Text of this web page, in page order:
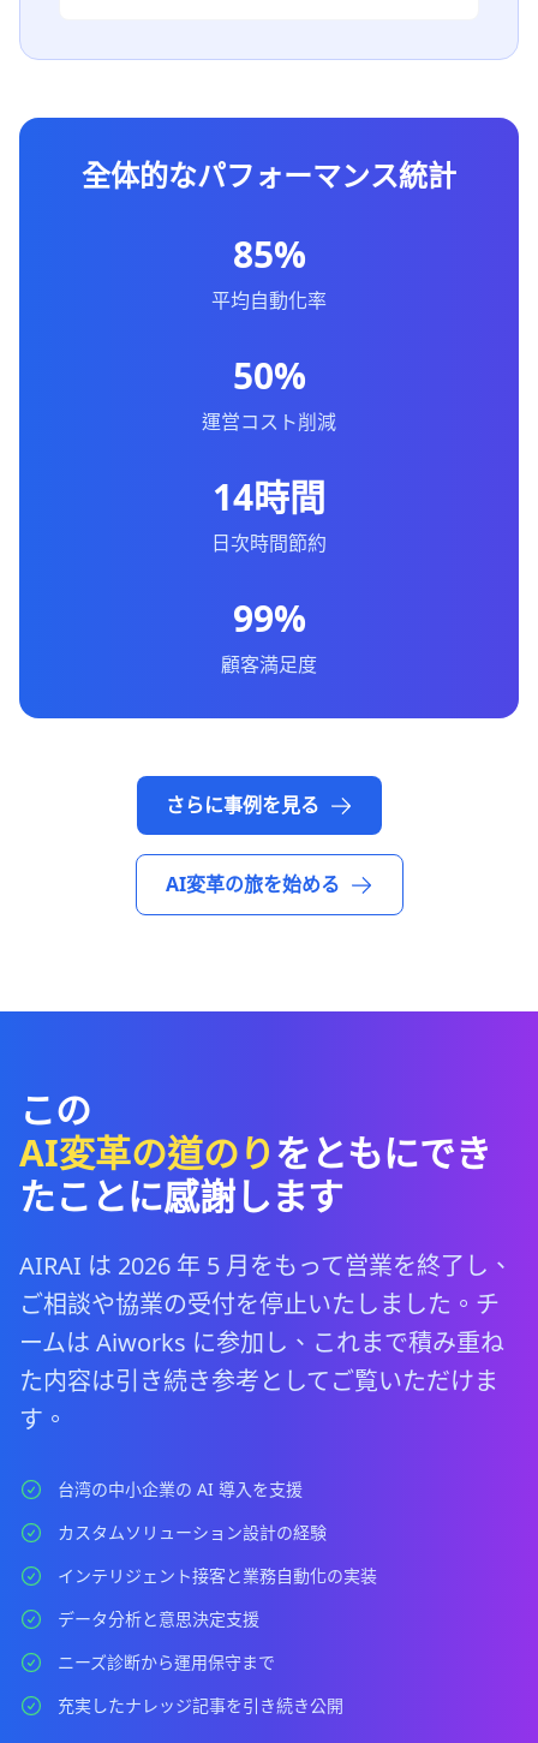
全体的なパフォーマンス統計
85%
平均自動化率
50%
運営コスト削減
14時間
日次時間節約
99%
顧客満足度
さらに事例を見る
AI変革の旅を始める
この
AI変革の道のりをともにでき
たことに感謝します
AIRAI は 2026 年 5 月をもって営業を終了し、
ご相談や協業の受付を停止いたしました。チ
ームは Aiworks に参加し、これまで積み重ね
た内容は引き続き参考としてご覧いただけま
す。
台湾の中小企業の AI 導入を支援
カスタムソリューション設計の経験
インテリジェント接客と業務自動化の実装
データ分析と意思決定支援
ニーズ診断から運用保守まで
充実したナレッジ記事を引き続き公開